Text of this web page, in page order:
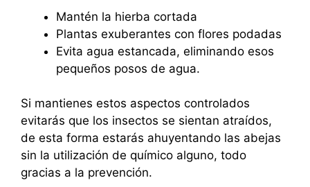
Mantén la hierba cortada
Plantas exuberantes con flores podadas
Evita agua estancada, eliminando esos
pequeños posos de agua.
Si mantienes estos aspectos controlados
evitarás que los insectos se sientan atraídos,
de esta forma estarás ahuyentando las abejas
sin la utilización de químico alguno, todo
gracias a la prevención.